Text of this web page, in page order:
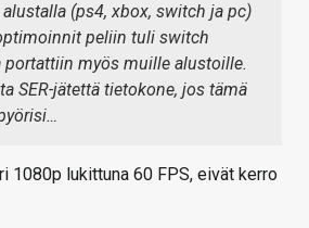
(ps4, xbox, switch ja pc)
peliin tuli switch
portattiin myös muille alustoille.
SER-jätettä tietokone, jos tämä
1080p lukittuna 60 FPS, eivät kerro